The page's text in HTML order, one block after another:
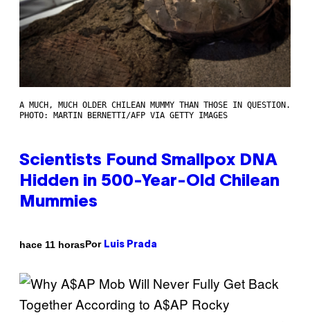
A MUCH, MUCH OLDER CHILEAN MUMMY THAN THOSE IN QUESTION.
PHOTO: MARTIN BERNETTI/AFP VIA GETTY IMAGES
Scientists Found Smallpox DNA
Hidden in 500-Year-Old Chilean
Mummies
hace 11 horasPor Luis Prada